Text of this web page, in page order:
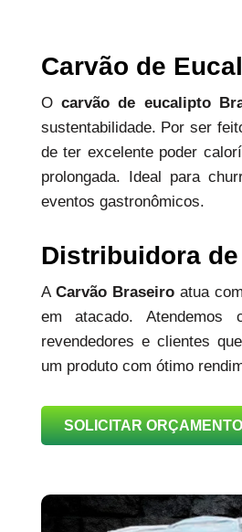
Carvão de
O carvão de eucalipto
sustentabilidade. Por ser
de ter excelente poder
prolongada. Ideal para
eventos gastronômicos.
Distribuidora
A Carvão Braseiroatua
em atacado. Atendemos
revendedores e clientes
um produto com ótimo
SOLICITAR ORÇAMENTO